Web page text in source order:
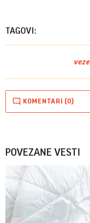
TAGOVI:
veze
KOMENTARI (0)
POVEZANE VESTI